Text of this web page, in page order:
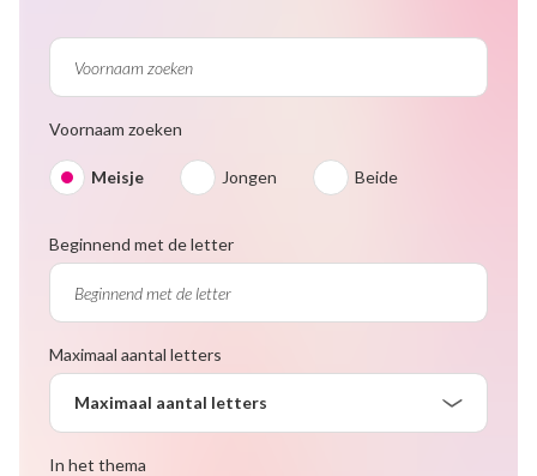
Voornaam zoeken
Meisje Jongen Beide
Beginnend met de letter
Maximaal aantal letters
Maximaal aantal letters
In het thema